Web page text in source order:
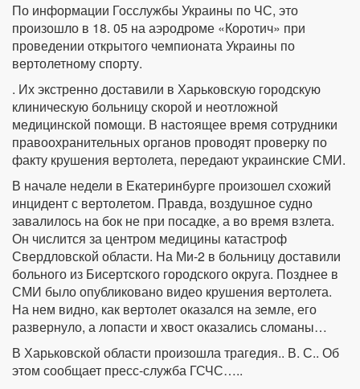
По информации Госслужбы Украины по ЧС, это
произошло в 18. 05 на аэродроме «Коротич» при
проведении открытого чемпионата Украины по
вертолетному спорту.
. Их экстренно доставили в Харьковскую городскую
клиническую больницу скорой и неотложной
медицинской помощи. В настоящее время сотрудники
правоохранительных органов проводят проверку по
факту крушения вертолета, передают украинские СМИ.
В начале недели в Екатеринбурге произошел схожий
инцидент с вертолетом. Правда, воздушное судно
завалилось на бок не при посадке, а во время взлета.
Он числится за центром медицины катастроф
Свердловской области. На Ми-2 в больницу доставили
больного из Бисертского городского округа. Позднее в
СМИ было опубликовано видео крушения вертолета.
На нем видно, как вертолет оказался на земле, его
развернуло, а лопасти и хвост оказались сломаны…
В Харьковской области произошла трагедия.. В. С.. Об
этом сообщает пресс-служба ГСЧС…..